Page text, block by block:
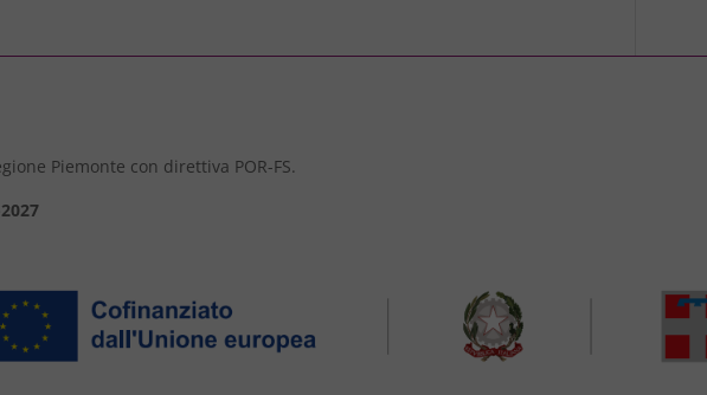
Piemonte con direttiva POR-FS.